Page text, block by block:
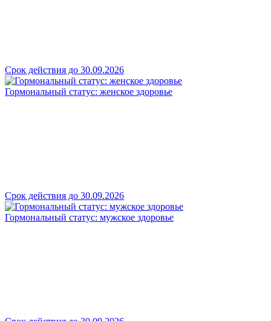
Срок действия до 30.09.2026
Гормональный статус: женское здоровье
Срок действия до 30.09.2026
Гормональный статус: мужское здоровье